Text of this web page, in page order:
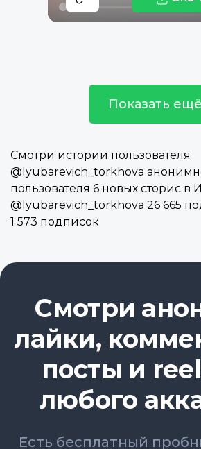
Показать ещё
Смотри истории пользователя
@lyubarevich_torkhova
пользователя 6 новых сторис в
@lyubarevich_torkhova 26 665
1 573 подписок
Смотри
лайки,
посты и
любого
Есть бесплатный